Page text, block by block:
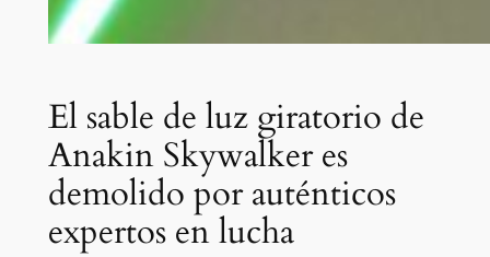
El sable de luz giratorio de
Anakin Skywalker es
demolido por auténticos
expertos en lucha